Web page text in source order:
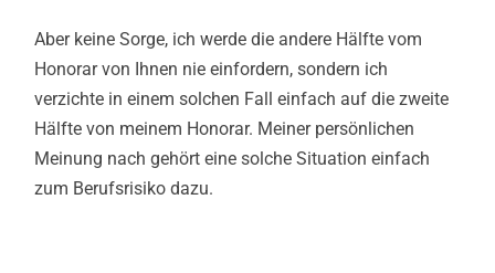
Aber keine Sorge, ich werde die andere Hälfte vom
Honorar von Ihnen nie einfordern, sondern ich
verzichte in einem solchen Fall einfach auf die zweite
Hälfte von meinem Honorar. Meiner persönlichen
Meinung nach gehört eine solche Situation einfach
zum Berufsrisiko dazu.